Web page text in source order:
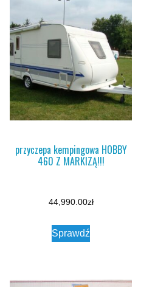
przyczepa kempingowa HOBBY
460 Z MARKIZĄ!!!
44,990.00zł
Sprawdź